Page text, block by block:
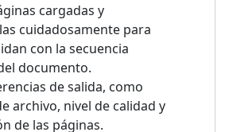
cargadas y
cuidadosamente para
con la secuencia
documento.
de salida, como
archivo, nivel de calidad y
de las páginas.